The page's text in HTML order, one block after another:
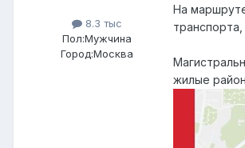
8.3 тыс
Пол:Мужчина
Город:Москва
На
жилые